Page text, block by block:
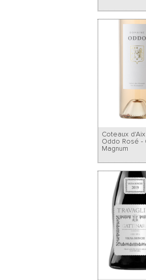
Coteaux
Oddo Rosé -
Magnum